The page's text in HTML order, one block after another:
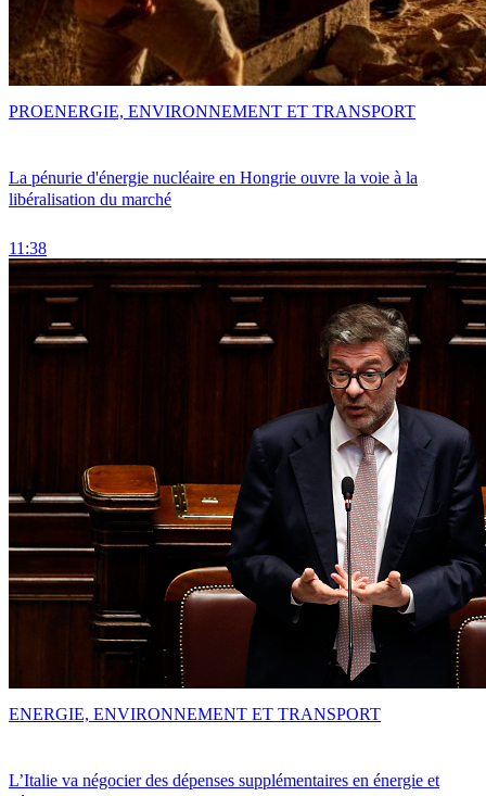
La pénurie d'énergie nucléaire en Hongrie ouvre la voie à la
libéralisation du marché
11:38
PROENERGIE, ENVIRONNEMENT ET TRANSPORT
L’Italie va négocier des dépenses supplémentaires en énergie et
ENERGIE, ENVIRONNEMENT ET TRANSPORT